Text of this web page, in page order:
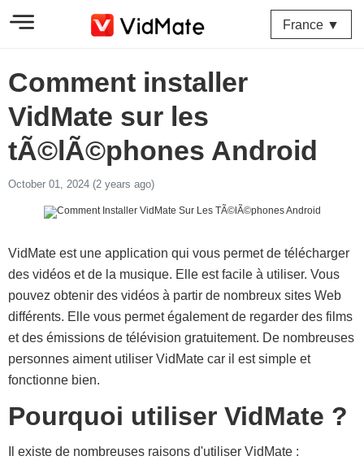
France ▼
Comment installer
VidMate sur les
tÃ©lÃ©phones Android
October 01, 2024 (2 years ago)
VidMate est une application qui vous permet de télécharger
des vidéos et de la musique. Elle est facile à utiliser. Vous
pouvez obtenir des vidéos à partir de nombreux sites Web
différents. Elle vous permet également de regarder des films
et des émissions de télévision gratuitement. De nombreuses
personnes aiment utiliser VidMate car il est simple et
fonctionne bien.
Pourquoi utiliser VidMate ?
Il existe de nombreuses raisons d'utiliser VidMate :